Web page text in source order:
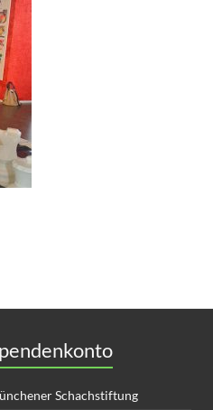
Schachstiftung